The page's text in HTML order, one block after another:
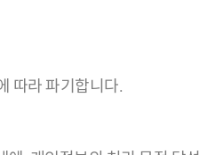
따라 파기합니다.